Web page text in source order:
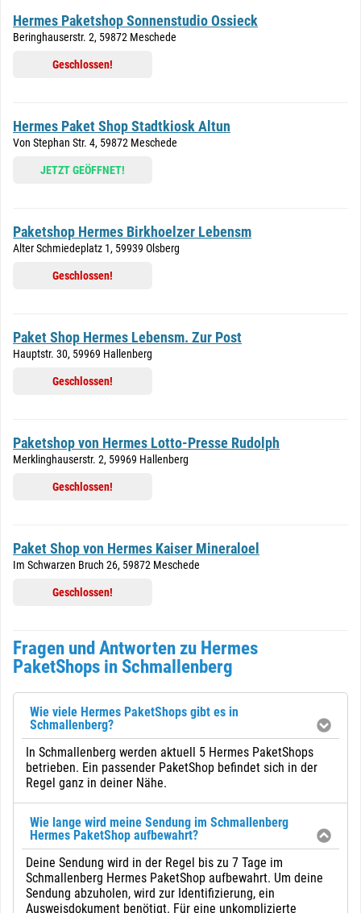
Hermes Paketshop Sonnenstudio Ossieck
Beringhauserstr. 2, 59872 Meschede
Geschlossen!
Hermes Paket Shop Stadtkiosk Altun
Von Stephan Str. 4, 59872 Meschede
JETZT GEÖFFNET!
Paketshop Hermes Birkhoelzer Lebensm
Alter Schmiedeplatz 1, 59939 Olsberg
Geschlossen!
Paket Shop Hermes Lebensm. Zur Post
Hauptstr. 30, 59969 Hallenberg
Geschlossen!
Paketshop von Hermes Lotto-Presse Rudolph
Merklinghauserstr. 2, 59969 Hallenberg
Geschlossen!
Paket Shop von Hermes Kaiser Mineraloel
Im Schwarzen Bruch 26, 59872 Meschede
Geschlossen!
Fragen und Antworten zu Hermes
PaketShops in Schmallenberg
Wie viele Hermes PaketShops gibt es in
Schmallenberg?
In Schmallenberg werden aktuell 5 Hermes PaketShops
betrieben. Ein passender PaketShop befindet sich in der
Regel ganz in deiner Nähe.
Wie lange wird meine Sendung im Schmallenberg
Hermes PaketShop aufbewahrt?
Deine Sendung wird in der Regel bis zu 7 Tage im
Schmallenberg Hermes PaketShop aufbewahrt. Um deine
Sendung abzuholen, wird zur Identifizierung, ein
Ausweisdokument benötigt. Für eine unkomplizierte